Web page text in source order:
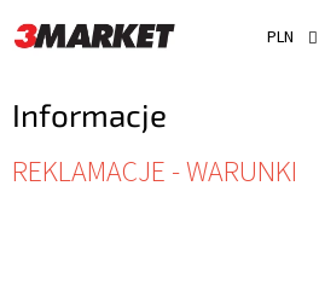
do
treści
PLN
Informacje
L
REKLAMACJE - WARUNKI